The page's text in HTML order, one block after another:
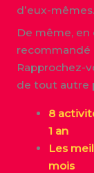
d’eux-mêmes.
De même, en
recommandé
Rapprochez-
de tout autre
8
1 an
Les
mois